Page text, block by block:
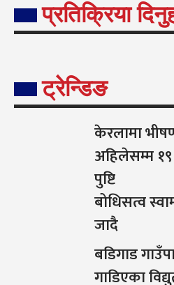
प्रतिक्रिया
ट्रेन्डिङ
केरलामा
अहिलेसम्म
पुष्टि
बोधिसत्व
जादै
बडिगाड
गाडिएका